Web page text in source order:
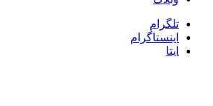
تلگرام
اینستاگرام
ایتا